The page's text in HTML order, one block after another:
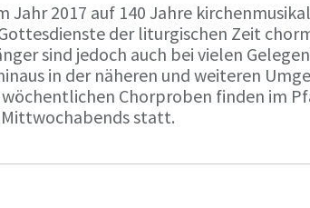
2017 auf 140 Jahre
der liturgischen Zeit
sind jedoch auch bei vielen
in der näheren und weiteren
Chorproben finden im
statt.